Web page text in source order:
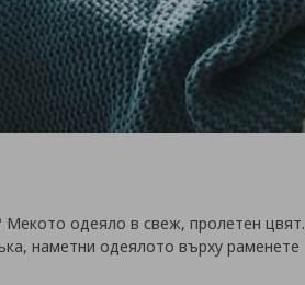
одеяло в свеж, пролетен цвят.
наметни одеялото върху раменете